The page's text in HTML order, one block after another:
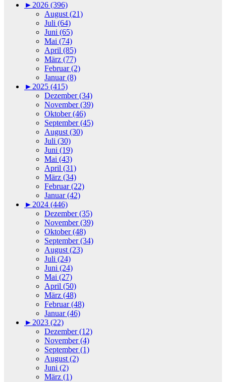
► 2026 (396)
August (21)
Juli (64)
Juni (65)
Mai (74)
April (85)
März (77)
Februar (2)
Januar (8)
► 2025 (415)
Dezember (34)
November (39)
Oktober (46)
September (45)
August (30)
Juli (30)
Juni (19)
Mai (43)
April (31)
März (34)
Februar (22)
Januar (42)
► 2024 (446)
Dezember (35)
November (39)
Oktober (48)
September (34)
August (23)
Juli (24)
Juni (24)
Mai (27)
April (50)
März (48)
Februar (48)
Januar (46)
► 2023 (22)
Dezember (12)
November (4)
September (1)
August (2)
Juni (2)
März (1)